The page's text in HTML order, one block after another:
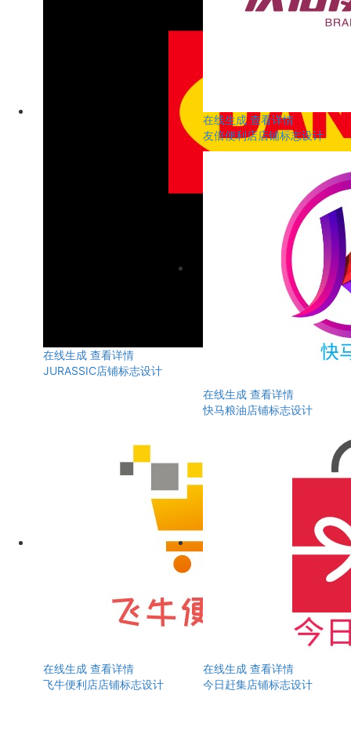
在线生成 查看详情
JURASSIC店铺标志设计
在线生成 查看详情
友倍便利店店铺标志设计
在线生成 查看详情
快马粮油店铺标志设计
在线生成 查看详情
飞牛便利店店铺标志设计
在线生成 查看详情
今日赶集店铺标志设计